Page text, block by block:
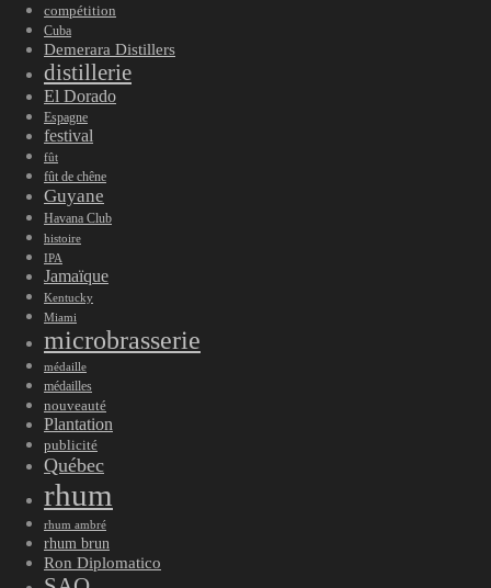
compétition
Cuba
Demerara Distillers
distillerie
El Dorado
Espagne
festival
fût
fût de chêne
Guyane
Havana Club
histoire
IPA
Jamaïque
Kentucky
Miami
microbrasserie
médaille
médailles
nouveauté
Plantation
publicité
Québec
rhum
rhum ambré
rhum brun
Ron Diplomatico